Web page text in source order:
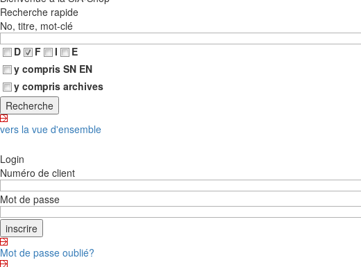
Recherche rapide
No, titre, mot-clé
D
F I
E
y compris SN EN
y compris archives
vers la vue d'ensemble
Login
Numéro de client
Mot de passe
Mot de passe oublié?